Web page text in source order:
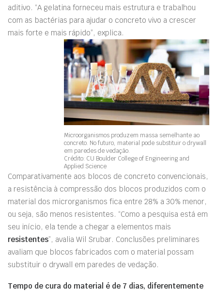
aditivo. “A gelatina forneceu mais estrutura e trabalhou
com as bactérias para ajudar o concreto vivo a crescer
mais forte e mais rápido”, explica.
Microorganismos produzem massa semelhante ao
concreto. No futuro, material pode substituir o drywall
em paredes de vedação.
Crédito: CU Boulder College of Engineering and
Applied Science
Comparativamente aos blocos de concreto convencionais,
a resistência à compressão dos blocos produzidos com o
material dos microrganismos fica entre 28% a 30% menor,
ou seja, são menos resistentes. “Como a pesquisa está em
seu início, ela tende a chegar a elementos mais
resistentes”, avalia Wil Srubar. Conclusões preliminares
avaliam que blocos fabricados com o material possam
substituir o drywall em paredes de vedação.
Tempo de cura do material é de 7 dias, diferentemente